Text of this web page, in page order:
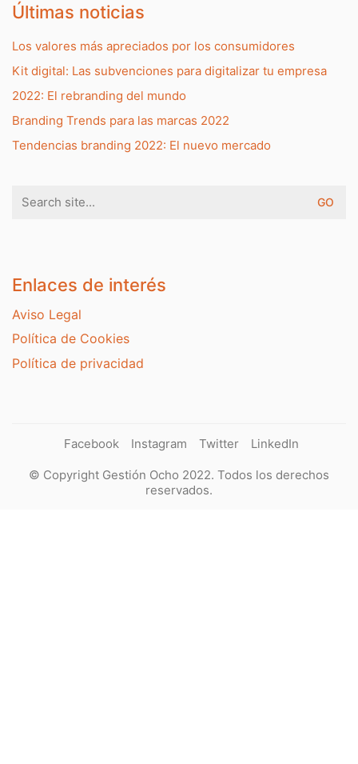
Últimas noticias
Los valores más apreciados por los consumidores
Kit digital: Las subvenciones para digitalizar tu empresa
2022: El rebranding del mundo
Branding Trends para las marcas 2022
Tendencias branding 2022: El nuevo mercado
for:
Enlaces de interés
Aviso Legal
Política de Cookies
Política de privacidad
Facebook Instagram Twitter LinkedIn
© Copyright Gestión Ocho 2022. Todos los derechos
reservados.